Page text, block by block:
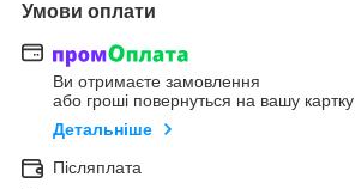
Умови оплати
Ви отримаєте замовлення
або гроші повернуться на вашу картку
Детальніше
Післяплата